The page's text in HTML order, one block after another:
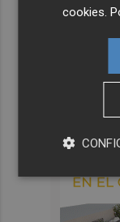
cookies .